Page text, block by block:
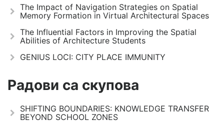
The Impact of Navigation Strategies on Spatial
Memory Formation in Virtual Architectural Spaces
The Influential Factors in Improving the Spatial
Abilities of Architecture Students
GENIUS LOCI: CITY PLACE IMMUNITY
Радови са скупова
SHIFTING BOUNDARIES: KNOWLEDGE TRANSFER
BEYOND SCHOOL ZONES